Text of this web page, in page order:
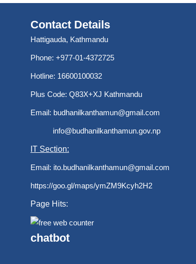
Contact Details
Hattigauda, Kathmandu
Phone: +977-01-4372725
Hotline: 16600100032
Plus Code: Q83X+XJ Kathmandu
Email: budhanilkanthamun@gmail.com
info@budhanilkanthamun.gov.np
IT Section:
Email: ito.budhanilkanthamun@gmail.com
https://goo.gl/maps/ymZM9Kcyh2H2
Page Hits:
chatbot